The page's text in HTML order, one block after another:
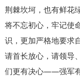
荆棘坎坷，也有鲜花
将不忘初心，牢记使
识，更加严格地要求
请首长放心，请领导
们更有决心——强军有